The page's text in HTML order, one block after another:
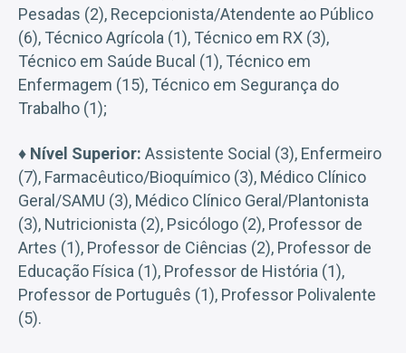
Pesadas (2), Recepcionista/Atendente ao Público
(6), Técnico Agrícola (1), Técnico em RX (3),
Técnico em Saúde Bucal (1), Técnico em
Enfermagem (15), Técnico em Segurança do
Trabalho (1);
♦ Nível Superior: Assistente Social (3), Enfermeiro
(7), Farmacêutico/Bioquímico (3), Médico Clínico
Geral/SAMU (3), Médico Clínico Geral/Plantonista
(3), Nutricionista (2), Psicólogo (2), Professor de
Artes (1), Professor de Ciências (2), Professor de
Educação Física (1), Professor de História (1),
Professor de Português (1), Professor Polivalente
(5).